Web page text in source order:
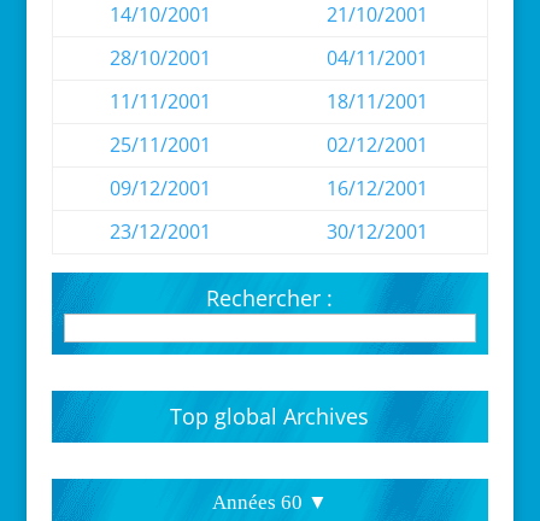
14/10/2001
21/10/2001
28/10/2001
04/11/2001
11/11/2001
18/11/2001
25/11/2001
02/12/2001
09/12/2001
16/12/2001
23/12/2001
30/12/2001
Rechercher :
Top global Archives
Années 60 ▼